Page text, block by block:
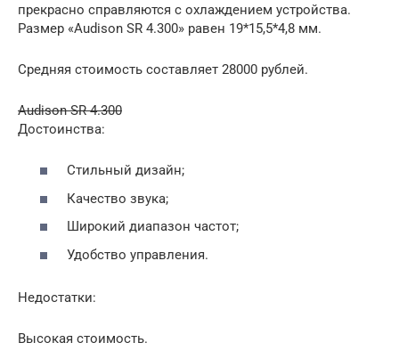
прекрасно справляются с охлаждением устройства.
Размер «Audison SR 4.300» равен 19*15,5*4,8 мм.
Средняя стоимость составляет 28000 рублей.
Audison SR 4.300
Достоинства:
Стильный дизайн;
Качество звука;
Широкий диапазон частот;
Удобство управления.
Недостатки:
Высокая стоимость.